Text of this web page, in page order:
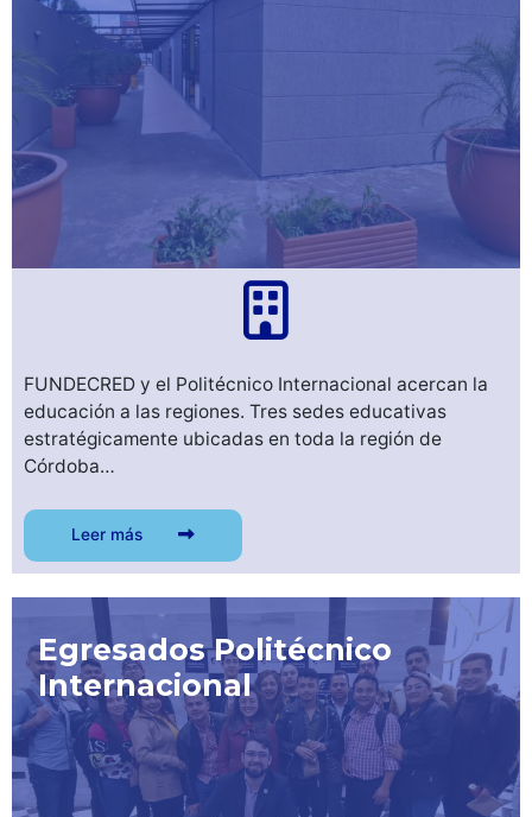
FUNDECRED y el Politécnico Internacional acercan la
educación a las regiones. Tres sedes educativas
estratégicamente ubicadas en toda la región de
Córdoba…
Leer más
Egresados Politécnico
Internacional